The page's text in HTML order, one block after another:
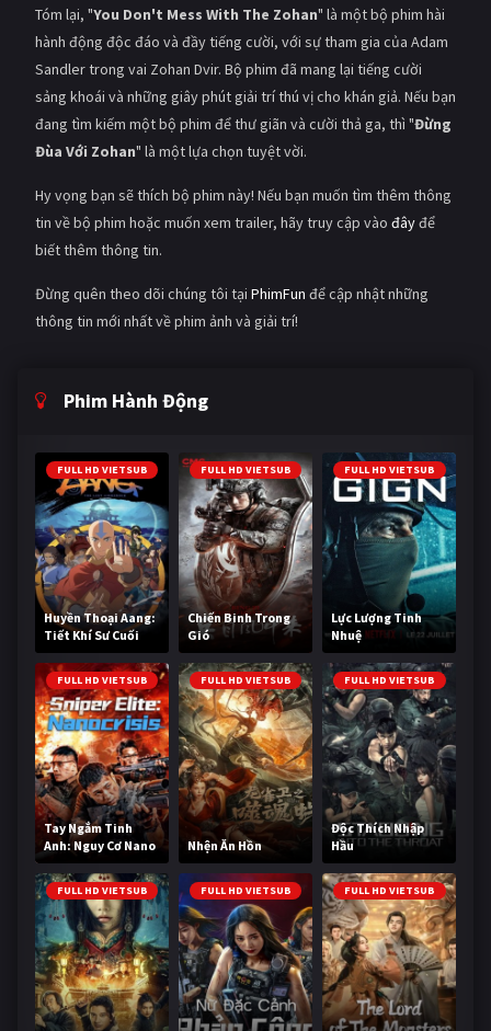
Tóm lại, "You Don't Mess With The Zohan" là một bộ phim hài
hành động độc đáo và đầy tiếng cười, với sự tham gia của Adam
Sandler trong vai Zohan Dvir. Bộ phim đã mang lại tiếng cười
sảng khoái và những giây phút giải trí thú vị cho khán giả. Nếu bạn
đang tìm kiếm một bộ phim để thư giãn và cười thả ga, thì "Đừng
Đùa Với Zohan" là một lựa chọn tuyệt vời.
Hy vọng bạn sẽ thích bộ phim này! Nếu bạn muốn tìm thêm thông
tin về bộ phim hoặc muốn xem trailer, hãy truy cập vào đâyđể
biết thêm thông tin.
Đừng quên theo dõi chúng tôi tại PhimFun để cập nhật những
thông tin mới nhất về phim ảnh và giải trí!
Phim Hành Động
FULL HD VIETSUB
Huyền Thoại Aang:
Tiết Khí Sư Cuối
Cùng
FULL HD VIETSUB
Chiến Binh Trong
Gió
FULL HD VIETSUB
Lực Lượng Tinh
Nhuệ
FULL HD VIETSUB
Tay Ngắm Tinh
Anh: Nguy Cơ Nano
FULL HD VIETSUB
Nhện Ăn Hồn
FULL HD VIETSUB
Độc Thích Nhập
Hầu
FULL HD VIETSUB FULL HD VIETSUB FULL HD VIETSUB